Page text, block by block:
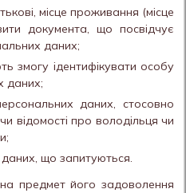
місце проживання (місце
документа, що посвідчує
даних;
змогу ідентифікувати особу
даних;
даних, стосовно
відомості про володільця чи
що запитуються.
предмет його задоволення